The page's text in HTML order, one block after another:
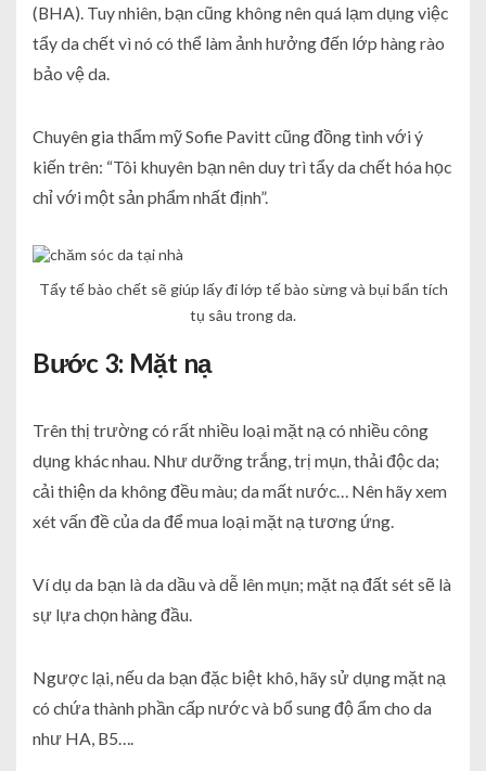
(BHA). Tuy nhiên, bạn cũng không nên quá lạm dụng việc
tẩy da chết vì nó có thể làm ảnh hưởng đến lớp hàng rào
bảo vệ da.
Chuyên gia thẩm mỹ Sofie Pavitt cũng đồng tình với ý
kiến trên: “Tôi khuyên bạn nên duy trì tẩy da chết hóa học
chỉ với một sản phẩm nhất định”.
Tẩy tế bào chết sẽ giúp lấy đi lớp tế bào sừng và bụi bẩn tích
tụ sâu trong da.
Bước 3: Mặt nạ
Trên thị trường có rất nhiều loại mặt nạ có nhiều công
dụng khác nhau. Như dưỡng trắng, trị mụn, thải độc da;
cải thiện da không đều màu; da mất nước… Nên hãy xem
xét vấn đề của da để mua loại mặt nạ tương ứng.
Ví dụ da bạn là da dầu và dễ lên mụn; mặt nạ đất sét sẽ là
sự lựa chọn hàng đầu.
Ngược lại, nếu da bạn đặc biệt khô, hãy sử dụng mặt nạ
có chứa thành phần cấp nước và bổ sung độ ẩm cho da
như HA, B5….